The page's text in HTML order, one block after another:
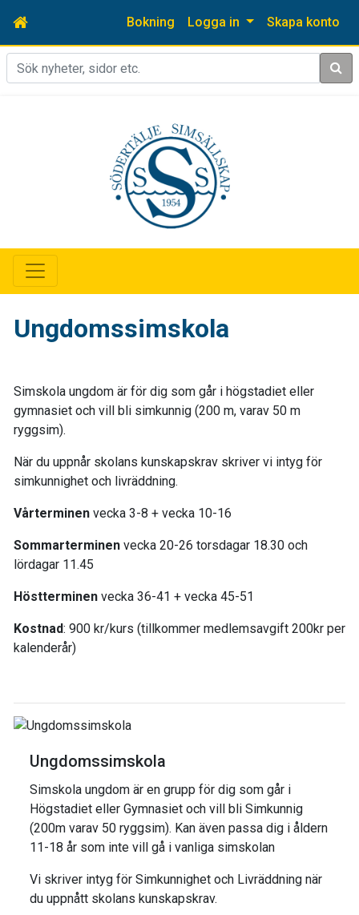
Bokning Logga in Skapa konto
Sök
Ungdomssimskola
Simskola ungdom är för dig som går i högstadiet eller
gymnasiet och vill bli simkunnig (200 m, varav 50 m
ryggsim).
När du uppnår skolans kunskapskrav skriver vi intyg för
simkunnighet och livräddning.
Vårterminen vecka 3-8 + vecka 10-16
Sommarterminen vecka 20-26 torsdagar 18.30 och
lördagar 11.45
Höstterminen vecka 36-41 + vecka 45-51
Kostnad: 900 kr/kurs (tillkommer medlemsavgift 200kr per
kalenderår)
Ungdomssimskola
Simskola ungdom är en grupp för dig som går i
Högstadiet eller Gymnasiet och vill bli Simkunnig
(200m varav 50 ryggsim). Kan även passa dig i åldern
11-18 år som inte vill gå i vanliga simskolan
Vi skriver intyg för Simkunnighet och Livräddning när
du uppnått skolans kunskapskrav.